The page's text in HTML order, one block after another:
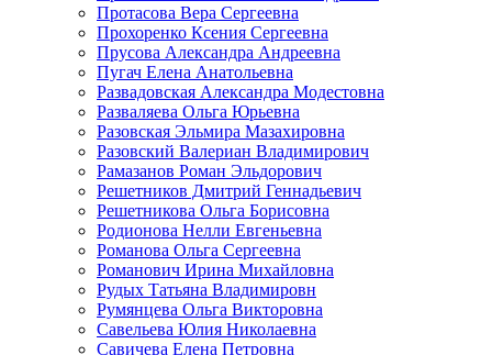
Протасова Вера Сергеевна
Прохоренко Ксения Сергеевна
Прусова Александра Андреевна
Пугач Елена Анатольевна
Развадовская Александра Модестовна
Разваляева Ольга Юрьевна
Разовская Эльмира Мазахировна
Разовский Валериан Владимирович
Рамазанов Роман Эльдорович
Решетников Дмитрий Геннадьевич
Решетникова Ольга Борисовна
Родионова Нелли Евгеньевна
Романова Ольга Сергеевна
Романович Ирина Михайловна
Рудых Татьяна Владимировн
Румянцева Ольга Викторовна
Савельева Юлия Николаевна
Савичева Елена Петровна